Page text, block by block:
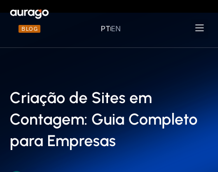
BLOG PTEN
Criação de Sites em
Contagem: Guia Completo
para Empresas